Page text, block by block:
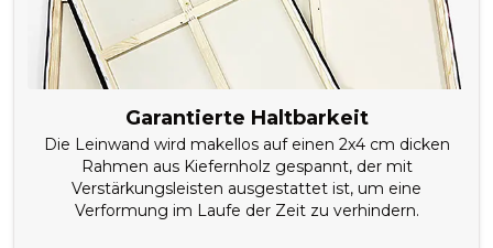
Garantierte Haltbarkeit
Die Leinwand wird makellos auf einen 2x4 cm dicken
Rahmen aus Kiefernholz gespannt, der mit
Verstärkungsleisten ausgestattet ist, um eine
Verformung im Laufe der Zeit zu verhindern.